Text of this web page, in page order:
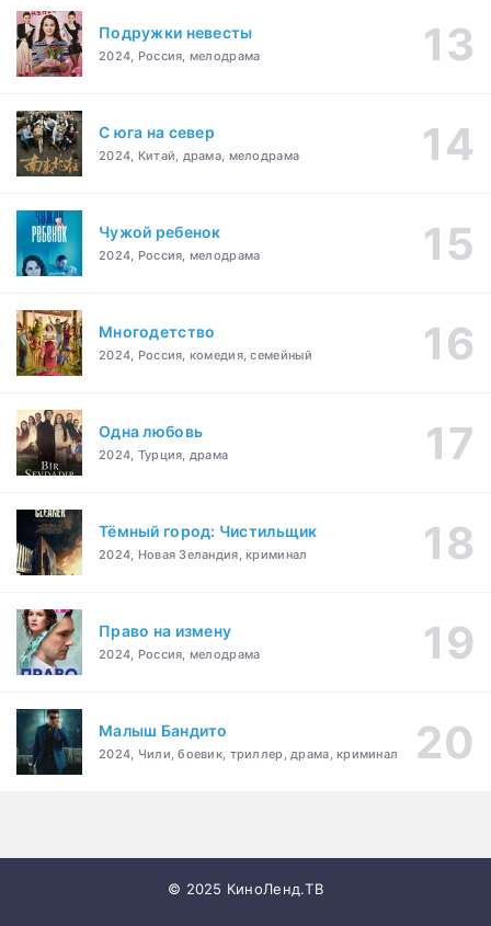
Подружки невесты
2024, Россия, мелодрама
С юга на север
2024, Китай, драма, мелодрама
Чужой ребенок
2024, Россия, мелодрама
Многодетство
2024, Россия, комедия, семейный
Одна любовь
2024, Турция, драма
Тёмный город: Чистильщик
2024, Новая Зеландия, криминал
Право на измену
2024, Россия, мелодрама
Малыш Бандито
2024, Чили, боевик, триллер, драма, криминал
© 2025 КиноЛенд.ТВ